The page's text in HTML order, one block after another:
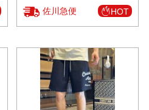
佐川急便 HOT